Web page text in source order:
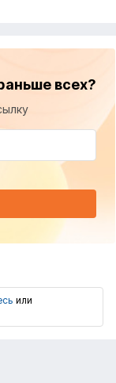
всех?
или